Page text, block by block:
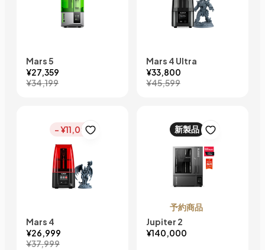
Mars 5
¥27,359
¥34,199
Mars 4 Ultra
¥33,800
¥45,599
- ¥11,000
Mars 4
¥26,999
¥37,999
新製品
予約商品
Jupiter 2
¥140,000